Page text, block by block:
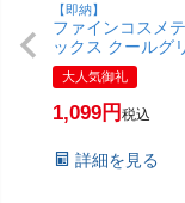
【即納】
ファインコスメ
ックス クールグ
スG 210g【ワック
ス/スタイリング剤/
阪本高生堂】
【SBT】
大人気御礼
1,099 税込
詳細を見る